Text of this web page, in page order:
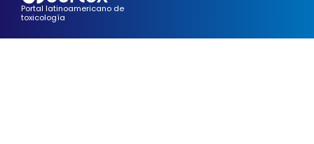
Portal latinoamericano de
toxicología